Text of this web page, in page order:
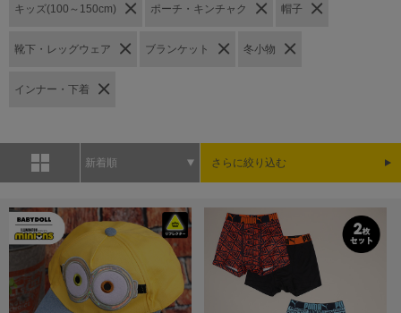
キッズ(100～150cm) ポーチ・キンチャク 帽子
靴下・レッグウェア ブランケット 冬小物
インナー・下着
新着順 さらに絞り込む